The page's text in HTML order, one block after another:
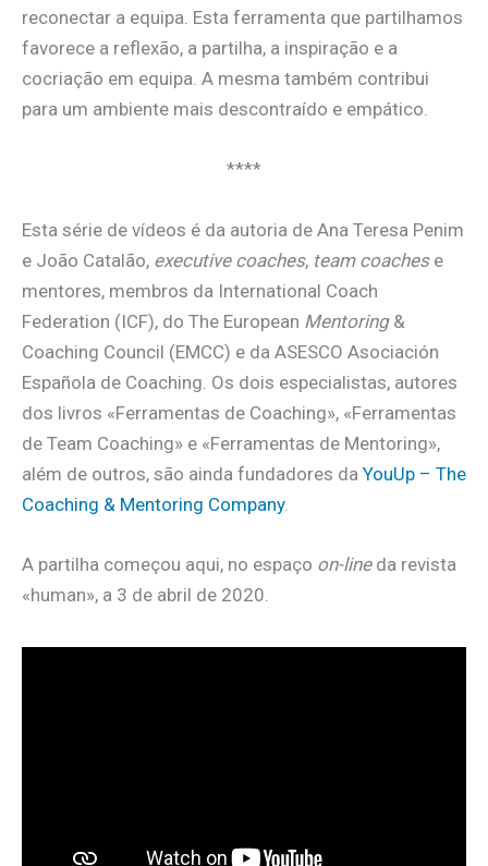
reconectar a equipa. Esta ferramenta que partilhamos
favorece a reflexão, a partilha, a inspiração e a
cocriação em equipa. A mesma também contribui
para um ambiente mais descontraído e empático.
****
Esta série de vídeos é da autoria de Ana Teresa Penim
e João Catalão, executive coaches, team coachese
mentores, membros da International Coach
Federation (ICF), do The European Mentoring&
Coaching Council (EMCC) e da ASESCO Asociación
Española de Coaching. Os dois especialistas, autores
dos livros «Ferramentas de Coaching», «Ferramentas
de Team Coaching» e «Ferramentas de Mentoring»,
além de outros, são ainda fundadores da YouUp – The
Coaching & Mentoring Company.
A partilha começou aqui, no espaço on-lineda revista
«human», a 3 de abril de 2020.